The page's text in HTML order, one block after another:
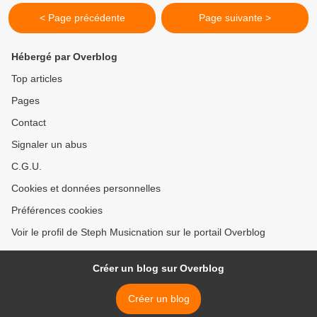
< Page précédente Page suivante >
Hébergé par Overblog
Top articles
Pages
Contact
Signaler un abus
C.G.U.
Cookies et données personnelles
Préférences cookies
Voir le profil de Steph Musicnation sur le portail Overblog
Créer un blog sur Overblog
Créer un blog